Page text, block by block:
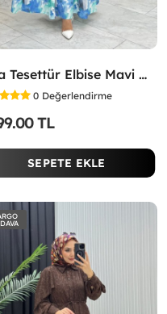
Lina Tesettür Elbise Mavi Mavi
0 Değerlendirme
TL
SEPETE EKLE